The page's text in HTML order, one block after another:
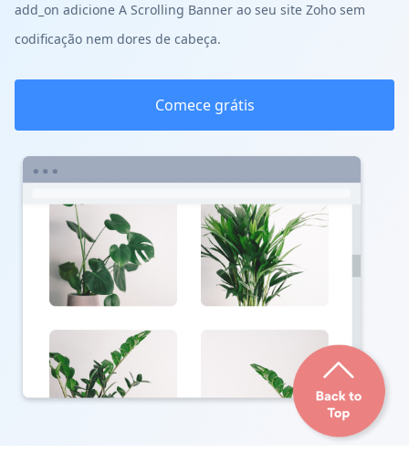
add_on adicione A Scrolling Banner ao seu site Zoho sem
codificação nem dores de cabeça.
Comece grátis